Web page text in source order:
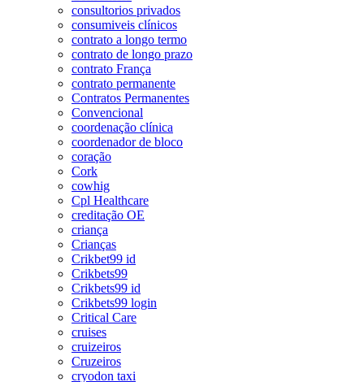
consultorios privados
consumiveis clínicos
contrato a longo termo
contrato de longo prazo
contrato França
contrato permanente
Contratos Permanentes
Convencional
coordenação clínica
coordenador de bloco
coração
Cork
cowhig
Cpl Healthcare
creditação OE
criança
Crianças
Crikbet99 id
Crikbets99
Crikbets99 id
Crikbets99 login
Critical Care
cruises
cruizeiros
Cruzeiros
cryodon taxi